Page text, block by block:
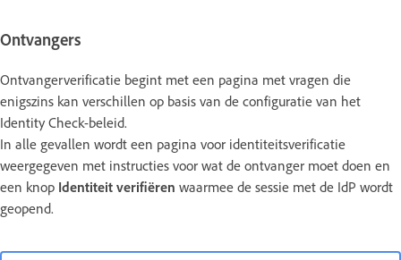
Ontvangers
Ontvangerverificatie begint met een pagina met vragen die
enigszins kan verschillen op basis van de configuratie van het
Identity Check-beleid.
In alle gevallen wordt een pagina voor identiteitsverificatie
weergegeven met instructies voor wat de ontvanger moet doen en
een knop Identiteit verifiëren waarmee de sessie met de IdP wordt
geopend.